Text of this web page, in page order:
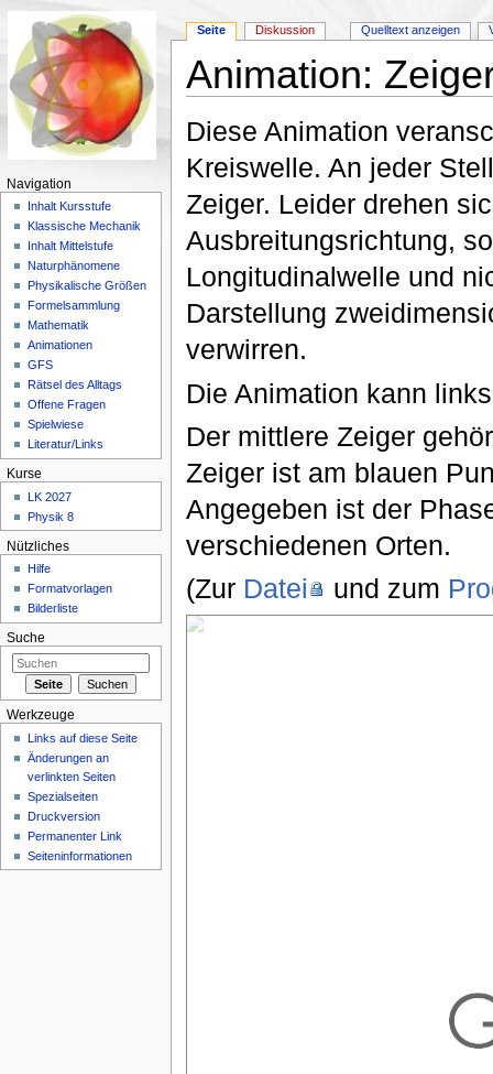
Animation:
Diese Animation
Kreiswelle. An jeder
Zeiger. Leider drehen
Ausbreitungsrichtung,
Longitudinalwelle und
Darstellung
verwirren.
Die Animation kann
Der mittlere Zeiger
Zeiger ist am blauen
Angegeben ist der
verschiedenen Orten.
(Zur Datei und zum
Seite Diskussion Quelltext anzeigen
Navigation
Inhalt Kursstufe
Klassische Mechanik
Inhalt Mittelstufe
Naturphänomene
Physikalische Größen
Formelsammlung
Mathematik
Animationen
GFS
Rätsel des Alltags
Offene Fragen
Spielwiese
Literatur/Links
Kurse
LK 2027
Physik 8
Nützliches
Hilfe
Formatvorlagen
Bilderliste
Suche
Werkzeuge
Links auf diese Seite
Änderungen an
verlinkten Seiten
Spezialseiten
Druckversion
Permanenter Link
Seiteninformationen